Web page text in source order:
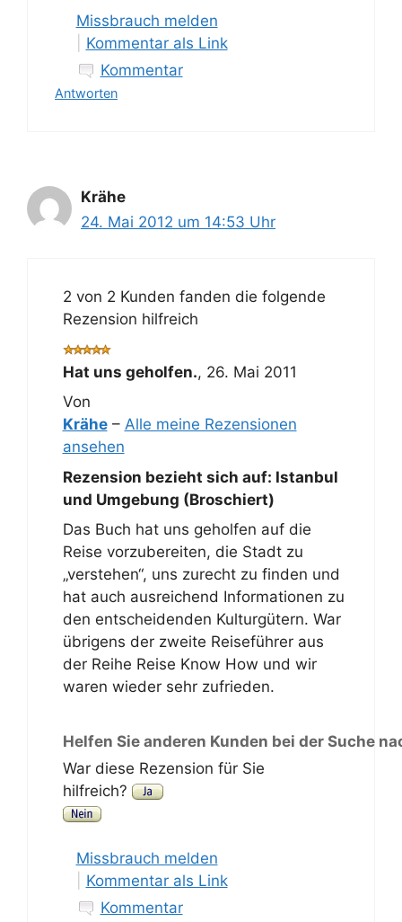
Missbrauch melden
Kommentar als Link
Kommentar
Antworten
Krähe
24. Mai 2012 um 14:53 Uhr
2 von 2 Kunden fanden die folgende
Rezension hilfreich
Hat uns geholfen., 26. Mai 2011
Von
Krähe– Alle meine Rezensionen
ansehen
Rezension bezieht sich auf: Istanbul
und Umgebung (Broschiert)
Das Buch hat uns geholfen auf die
Reise vorzubereiten, die Stadt zu
„verstehen“, uns zurecht zu finden und
hat auch ausreichend Informationen zu
den entscheidenden Kulturgütern. War
übrigens der zweite Reiseführer aus
der Reihe Reise Know How und wir
waren wieder sehr zufrieden.
Helfen Sie anderen Kunden bei der Suche
War diese Rezension für Sie
hilfreich?
Missbrauch melden
Kommentar als Link
Kommentar